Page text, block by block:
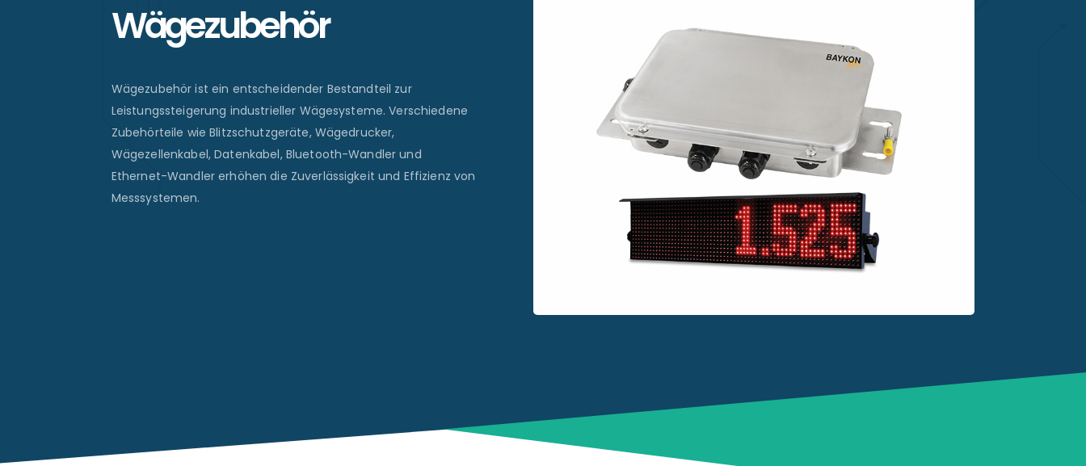
Wägezubehör
Wägezubehör ist ein entscheidender Bestandteil zur
Leistungssteigerung industrieller Wägesysteme. Verschiedene
Zubehörteile wie Blitzschutzgeräte, Wägedrucker,
Wägezellenkabel, Datenkabel, Bluetooth-Wandler und
Ethernet-Wandler erhöhen die Zuverlässigkeit und Effizienz von
Messsystemen.